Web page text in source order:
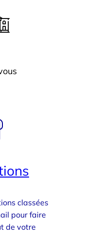
classées
pour faire
de votre